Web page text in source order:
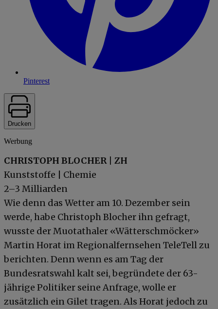
Pinterest
Drucken
Werbung
CHRISTOPH BLOCHER | ZH
Kunststoffe | Chemie
2–3 Milliarden
Wie denn das Wetter am 10. Dezember sein
werde, habe Christoph Blocher ihn gefragt,
wusste der Muotathaler «Wätterschmöcker»
Martin Horat im Regionalfernsehen TeleTell zu
berichten. Denn wenn es am Tag der
Bundesratswahl kalt sei, begründete der 63-
jährige Politiker seine Anfrage, wolle er
zusätzlich ein Gilet tragen. Als Horat jedoch zu